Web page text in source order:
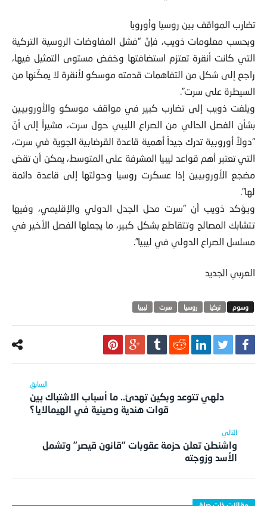
تضارب المواقف بين روسيا وأوروبا
وبحسب معلومات ذويب، فإنّ “فشل المفاوضات الروسية التركية
التي كانت أنقرة تعتزم استضافتها وخفض مستوى التمثيل فيها،
راجع إلى شكل من التفاهمات قدمته موسكو لأنقرة لا يمكّنها من
السيطرة على سرت”.
ويلفت ذويب إلى تضارب كبير في مواقف موسكو والأوروبيين
بشأن الفصل الحالي من الصراع الليبي حول سرت، مشيراً إلى أنّ
“دولاً أوروبية تدرك جيداً أهمية قاعدة القرضابية الجوية في سرت،
التي تعتبر أهم قواعد ليبيا المشرفة على المتوسط، يمكن أن تقض
مضجع الأوروبيين إذا عسكرت روسيا وحولتها إلى قاعدة دائمة
لها”.
ويؤكد ذويب أن “سرت محل الجدل الدولي والإقليمي، وفيها
تتشابك المصالح وتتقاطع بشكل كبير، ما يجعلها الفصل الأخير في
مسلسل الصراع الدولي في ليبيا”.
العربي الجديد
تركيا روسيا سرت ليبيا
دلهي تتوعد وبكين تهدئ.. ما أسباب الاشتباك بين
قوات هندية وصينية في الهيمالايا؟
واشنطن تعلن حزمة عقوبات “قانون قيصر” وتشمل
الأسد وزوجته